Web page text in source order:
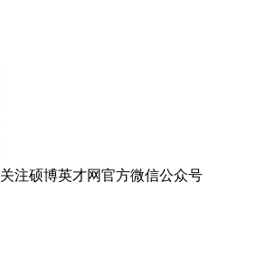
关注硕博英才网官方微信公众号